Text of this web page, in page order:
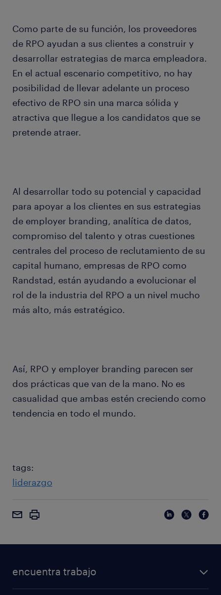
Como parte de su función, los proveedores
de RPO ayudan a sus clientes a construir y
desarrollar estrategias de marca empleadora.
En el actual escenario competitivo, no hay
posibilidad de llevar adelante un proceso
efectivo de RPO sin una marca sólida y
atractiva que llegue a los candidatos que se
pretende atraer.
Al desarrollar todo su potencial y capacidad
para apoyar a los clientes en sus estrategias
de employer branding, analítica de datos,
compromiso del talento y otras cuestiones
centrales del proceso de reclutamiento de su
capital humano, empresas de RPO como
Randstad, están ayudando a evolucionar el
rol de la industria del RPO a un nivel mucho
más alto, más estratégico.
Así, RPO y employer branding parecen ser
dos prácticas que van de la mano. No es
casualidad que ambas estén creciendo como
tendencia en todo el mundo.
tags:
liderazgo
encuentra trabajo